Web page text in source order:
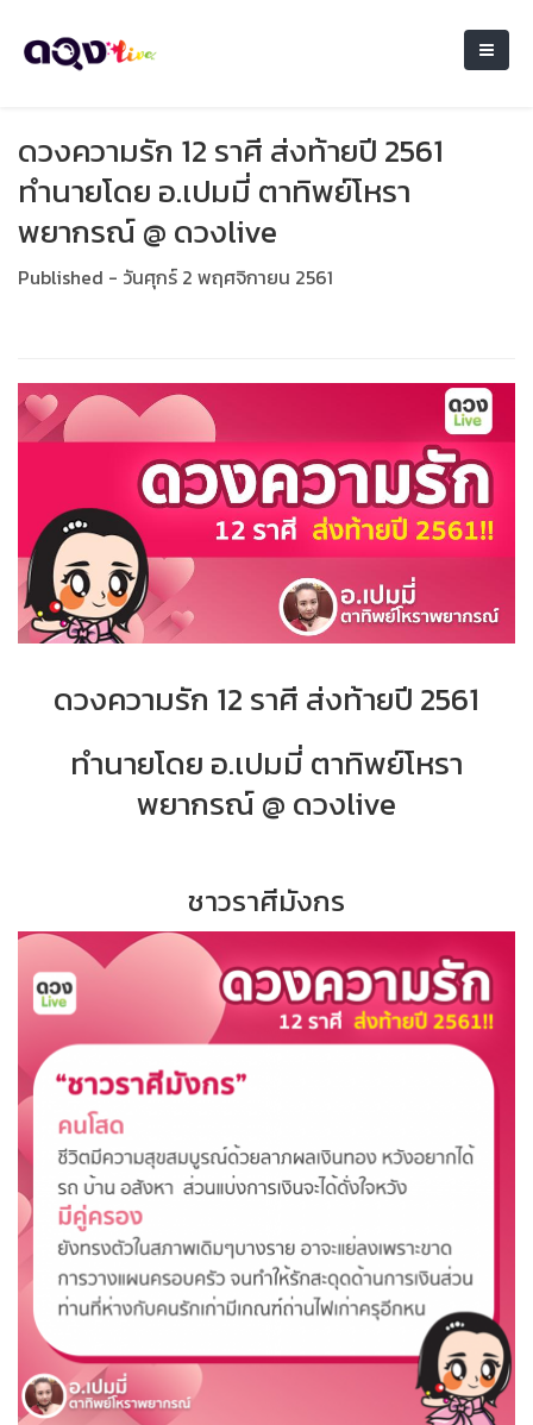
ดวงความรัก​ 12​ ราศี​ ส่งท้ายปี 2561
ทำนายโดย อ.เปมมี่ ตาทิพย์โหรา
พยากรณ์ @ ดวงlive
Published - วันศุกร์ 2 พฤศจิกายน 2561
ดวงความรัก​ 12​ ราศี​ ส่งท้ายปี 2561
ทำนายโดย อ.เปมมี่ ตาทิพย์โหรา
พยากรณ์ @ ดวงlive
ชาวราศีมังกร